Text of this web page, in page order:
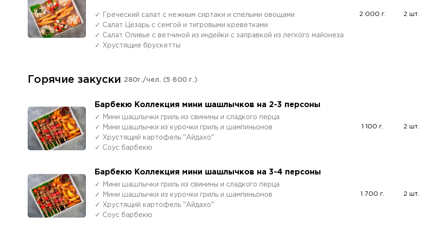
✓ Греческий салат с нежным сиртаки и спелыми овощами
✓ Салат Цезарь с семгой и тигровыми креветками
✓ Салат Оливье с ветчиной из индейки с заправкой из легкого майонеза
✓ Хрустящие брускетты
2 000 г. 2 шт.
Горячие закуски 280г./чел. (5 600 г.)
Барбекю Коллекция мини шашлычков на 2-3 персоны
✓ Мини шашлычки гриль из свинины и сладкого перца
✓ Мини шашлычки из курочки гриль и шампиньонов
✓ Хрустящий картофель "Айдахо"
✓ Соус барбекю
1 100 г. 2 шт.
Барбекю Коллекция мини шашлычков на 3-4 персоны
✓ Мини шашлычки гриль из свинины и сладкого перца
✓ Мини шашлычки из курочки гриль и шампиньонов
✓ Хрустящий картофель "Айдахо"
✓ Соус барбекю
1 700 г. 2 шт.